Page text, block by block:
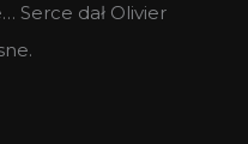
Serce dał Olivier